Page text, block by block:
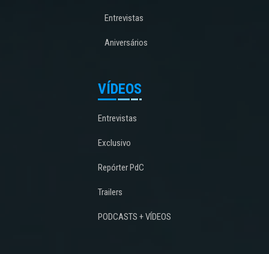
Entrevistas
Aniversários
VÍDEOS
Entrevistas
Exclusivo
Repórter PdC
Trailers
PODCASTS + VÍDEOS